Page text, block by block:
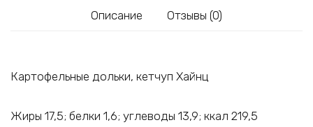
Описание Отзывы (0)
Картофельные дольки, кетчуп Хайнц
Жиры 17,5; белки 1,6; углеводы 13,9; ккал 219,5